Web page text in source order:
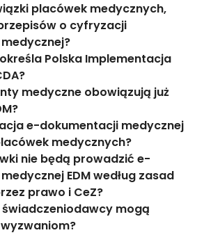
placówek medycznych,
o cyfryzacji
Polska Implementacja
medyczne obowiązują już
e-dokumentacji medycznej
medycznych?
nie będą prowadzić e-
EDM według zasad
prawo i CeZ?
świadczeniodawcy mogą